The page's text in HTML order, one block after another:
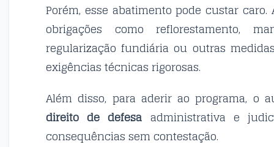
Porém, esse abatimento pode custar
obrigações como reflorestamento,
regularização fundiária ou outras
exigências técnicas rigorosas.
Além disso, para aderir ao programa, o
direito de defesa administrativa e
consequências sem contestação.